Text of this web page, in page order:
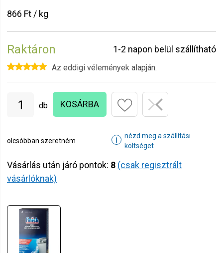
866 Ft / kg
Raktáron 1-2 napon belül szállítható
Az eddigi vélemények alapján.
db KOSÁRBA
olcsóbban szeretném ℹ
nézd meg a szállítási
költséget
Vásárlás után járó pontok: 8 (csak regisztrált
vásárlóknak)